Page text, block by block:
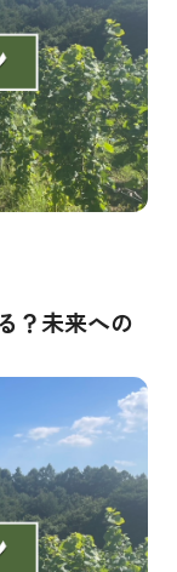
？未来への